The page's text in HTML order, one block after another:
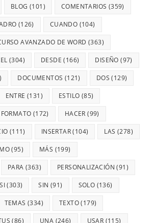
BLOG (101) COMENTARIOS (359)
(126) CUANDO (104)
AVANZADO DE WORD (363)
(304) DESDE (166) DISEÑO (97)
DOCUMENTOS (121) DOS (129)
ENTRE (131) ESTILO (85)
FORMATO (172) HACER (99)
(111) INSERTAR(104) LAS (278)
(95) MÁS (199)
PARA (363) PERSONALIZACIÓN (91)
SI(303) SIN (91) SOLO (136)
TEMAS (334) TEXTO(179)
(86) UNA (246) USAR (115)